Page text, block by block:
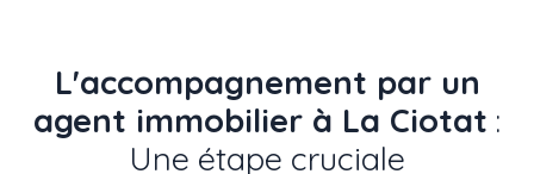
L'accompagnement par un
agent immobilier à La Ciotat :
Une étape cruciale